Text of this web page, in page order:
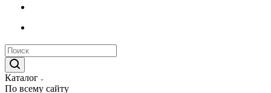
Каталог
По всему сайту